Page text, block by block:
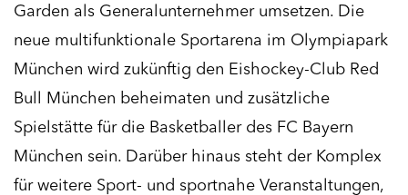
Garden als Generalunternehmer umsetzen. Die
neue multifunktionale Sportarena im Olympiapark
München wird zukünftig den Eishockey-Club Red
Bull München beheimaten und zusätzliche
Spielstätte für die Basketballer des FC Bayern
München sein. Darüber hinaus steht der Komplex
für weitere Sport- und sportnahe Veranstaltungen,